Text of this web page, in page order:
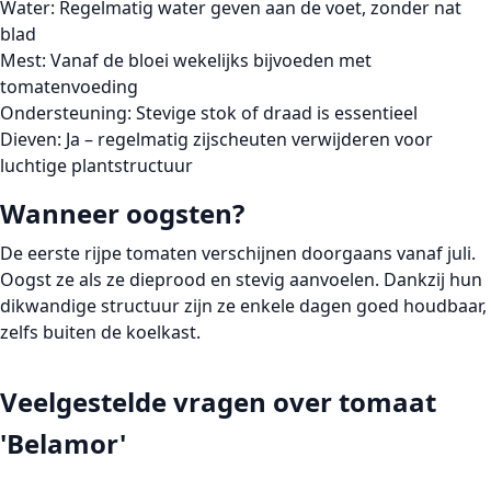
Water: Regelmatig water geven aan de voet, zonder nat
blad
Mest: Vanaf de bloei wekelijks bijvoeden met
tomatenvoeding
Ondersteuning: Stevige stok of draad is essentieel
Dieven: Ja – regelmatig zijscheuten verwijderen voor
luchtige plantstructuur
Wanneer oogsten?
De eerste rijpe tomaten verschijnen doorgaans vanaf juli.
Oogst ze als ze dieprood en stevig aanvoelen. Dankzij hun
dikwandige structuur zijn ze enkele dagen goed houdbaar,
zelfs buiten de koelkast.
Veelgestelde vragen over tomaat
'Belamor'